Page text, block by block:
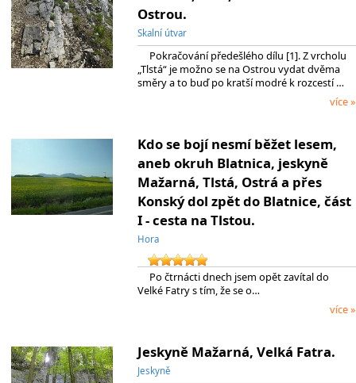
Ostrou.
Skalní útvar
Pokračování předešlého dílu [1]. Z vrcholu
„Tlstá“ je možno se na Ostrou vydat dvěma
směry a to buď po kratší modré k rozcestí …
více »
Kdo se bojí nesmí běžet lesem,
aneb okruh Blatnica, jeskyně
Mažarná, Tlstá, Ostrá a přes
Konský dol zpět do Blatnice, část
I - cesta na Tlstou.
Hora
Po čtrnácti dnech jsem opět zavítal do
Velké Fatry s tím, že se o…
více »
Jeskyně Mažarná, Velká Fatra.
Jeskyně